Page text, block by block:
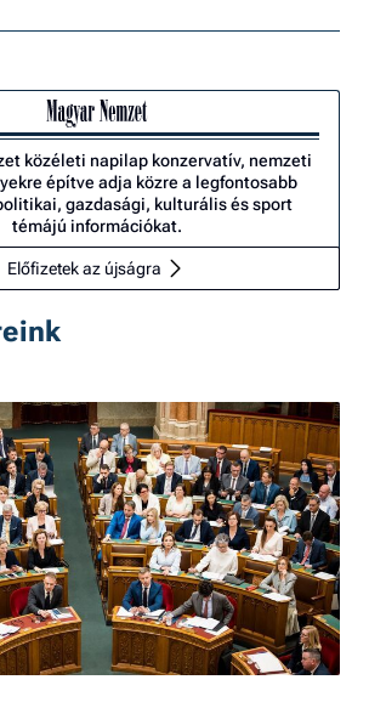
közéleti napilap konzervatív, nemzeti
építve adja közre a legfontosabb
gazdasági, kulturális és sport
témájú információkat.
Előfizetek az újságra